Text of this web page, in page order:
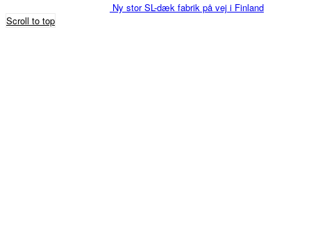
Ny stor SL-dæk fabrik på vej i Finland
Scroll to top